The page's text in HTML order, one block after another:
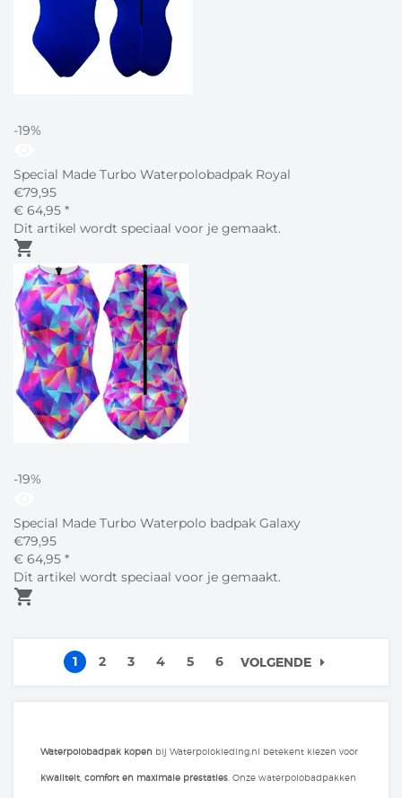
-19%
Special Made Turbo Waterpolobadpak Royal
€79,95
€ 64,95 *
Dit artikel wordt speciaal voor je gemaakt.
shopping_cart
-19%
Special Made Turbo Waterpolo badpak Galaxy
€79,95
€ 64,95 *
Dit artikel wordt speciaal voor je gemaakt.
shopping_cart
1 2 3 4 5 6 VOLGENDE
Waterpolobadpak kopen bij Waterpolokleding.nl betekent kiezen voor
kwaliteit, comfort en maximale prestaties . Onze waterpolobadpakken